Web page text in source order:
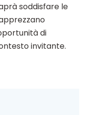
soddisfare le
di
invitante.